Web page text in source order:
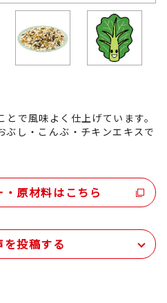
で風味よく仕上げています。
ぶし・こんぶ・チキンエキスで
原材料はこちら
を投稿する